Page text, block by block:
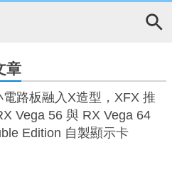
章
電路板融入X造型，XFX 推
Vega 56 與 RX Vega 64
Edition 自製顯示卡